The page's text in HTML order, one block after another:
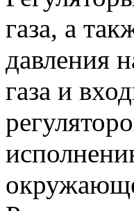
газа, а
давления
газа и